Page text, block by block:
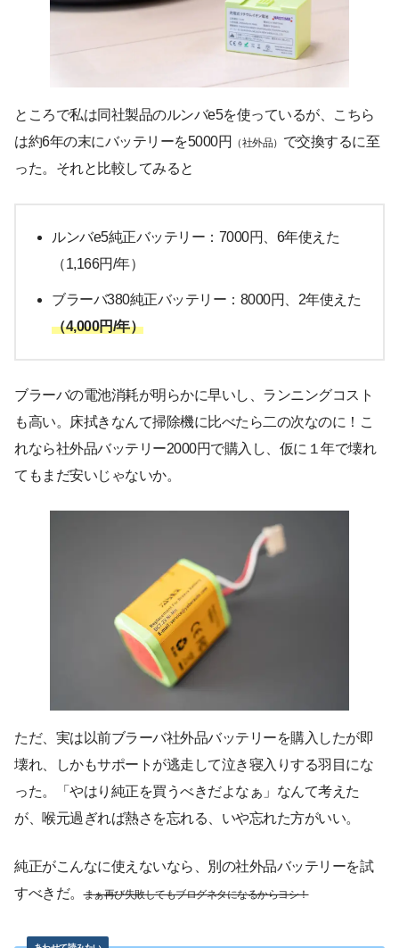
ところで私は同社製品のルンバe5を使っているが、こちら
は約6年の末にバッテリーを5000円
（社外品） で交換するに至
った。それと比較してみると
ルンバe5純正バッテリー：7000円、6年使えた
（1,166円/年）
ブラーバ380純正バッテリー：8000円、2年使えた
（4,000円/年）
ブラーバの電池消耗が明らかに早いし、ランニングコスト
も高い。床拭きなんて掃除機に比べたら二の次なのに！こ
れなら社外品バッテリー2000円で購入し、仮に１年で壊れ
てもまだ安いじゃないか。
ただ、実は以前ブラーバ社外品バッテリーを購入したが即
壊れ、しかもサポートが逃走して泣き寝入りする羽目にな
った。「やはり純正を買うべきだよなぁ」なんて考えた
が、喉元過ぎれば熱さを忘れる、いや忘れた方がいい。
純正がこんなに使えないなら、別の社外品バッテリーを試
すべきだ。まぁ再び失敗してもブログネタになるからヨシ！